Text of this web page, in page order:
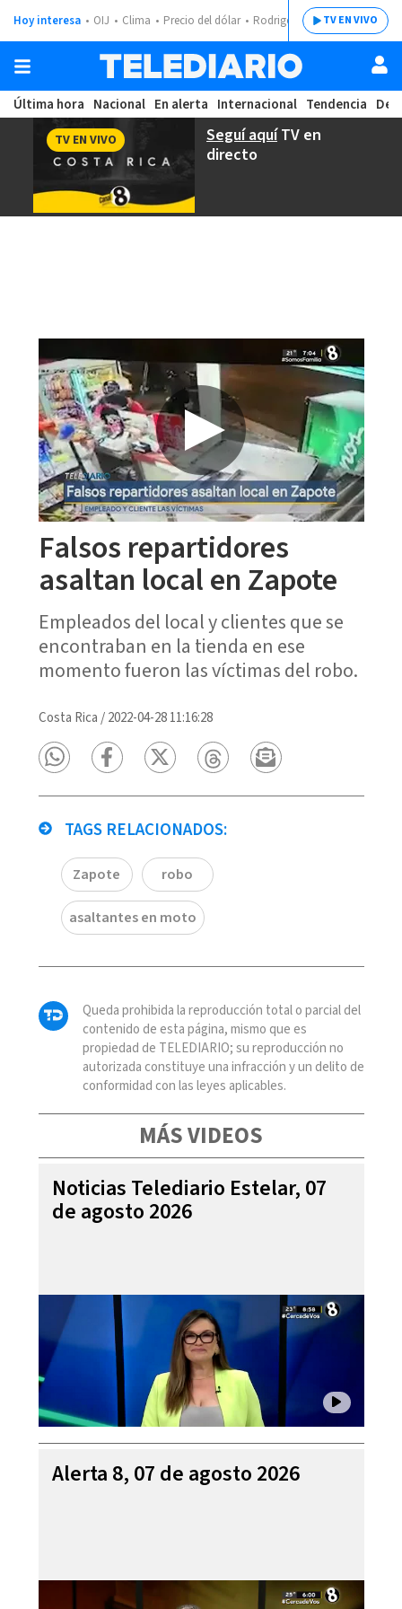
Hoy interesa OIJ Clima Precio del dólar Rodrigo ChavesTV EN VIVO
Última hora Nacional En alerta Internacional Tendencia
Seguí aquíTV en
directo
TV EN VIVO
Falsos repartidores
asaltan local en Zapote
Empleados del local y clientes que se
encontraban en la tienda en ese
momento fueron las víctimas del robo.
Costa Rica /2022-04-28 11:16:28
TAGS RELACIONADOS:
Zapote robo
asaltantes en moto
Queda prohibida la reproducción total o parcial del
contenido de esta página, mismo que es
propiedad de TELEDIARIO; su reproducción no
autorizada constituye una infracción y un delito de
conformidad con las leyes aplicables.
MÁS VIDEOS
Noticias Telediario Estelar, 07
de agosto 2026
Alerta 8, 07 de agosto 2026